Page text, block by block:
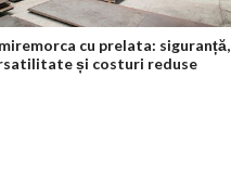
cu prelata: siguranță,
și costuri reduse